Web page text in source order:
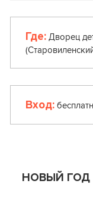
Где:Дворец
Вход:
НОВЫЙ ГОД